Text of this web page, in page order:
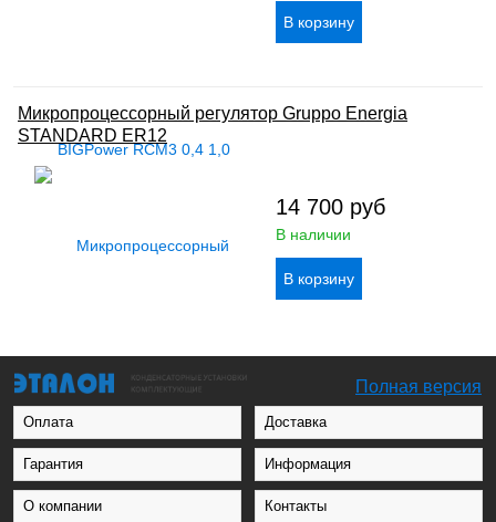
Микропроцессорный регулятор Gruppo Energia
STANDARD ER12
14 700 руб
В наличии
Полная версия
Оплата Доставка
Гарантия Информация
О компании Контакты